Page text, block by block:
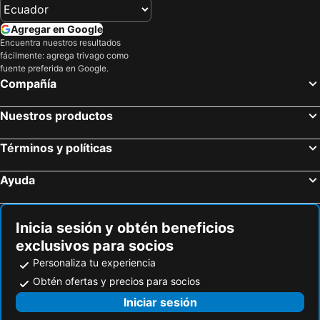
Equus Erro Hosteria
Cerro Lobo
Susi Boon
Cabanas Hotel Cascol
Crucita, Manabí Hoteles
San Clemente, Manabí Hoteles
Salinas, Santa Elena Hoteles
Baños, Tungurahua Hoteles
Quito, Pichincha Hoteles
Mompiche, Esmeraldas Hoteles
Agregar en Google
Encuentra nuestros resultados
fácilmente: agrega trivago como
fuente preferida en Google.
Compañía
Nuestros productos
Términos y políticas
Ayuda
Inicia sesión y obtén beneficios
exclusivos para socios
Personaliza tu experiencia
Obtén ofertas y precios para socios
Iniciar sesión